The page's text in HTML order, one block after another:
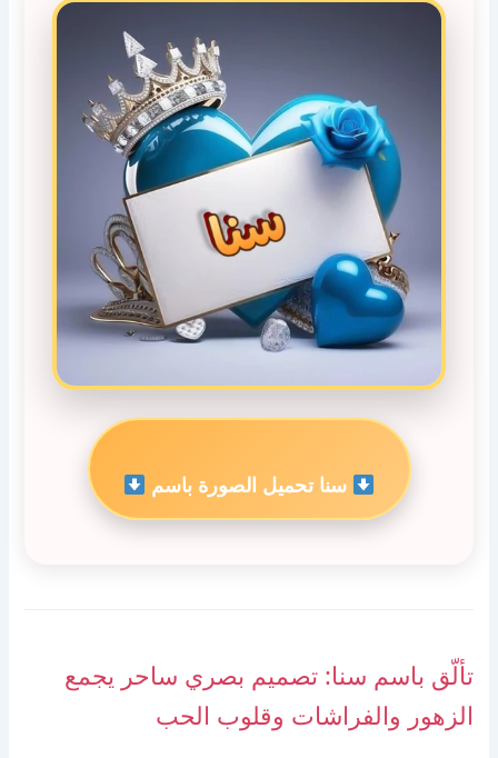
سنا تحميل الصورة باسم
تألّق باسم سنا: تصميم بصري ساحر يجمع
الزهور والفراشات وقلوب الحب